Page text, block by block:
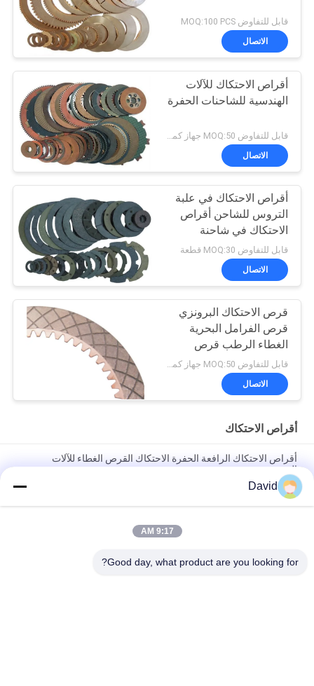
قابل للتفاوض MOQ:100 PCS
الاتصال
أقراص الاحتكاك للآلات
الهندسية للشاحنات الحفرة
قابل للتفاوض MOQ:50 جهاز كمبيوتر شخصى
الاتصال
أقراص الاحتكاك في علبة
التروس للشاحن أقراص
الاحتكاك في شاحنة
الشوكة بطاقة الكبسة
قابل للتفاوض MOQ:30 قطعة
الاتصال
قرص الاحتكاك البرونزي
قرص الفرامل البحرية
الغطاء الرطب قرص
الفرامل الاحتكاك القرص
النحاسي
الاتصال
أقراص الاحتكاك
أقراص الاحتكاك الرافعة الحفرة الاحتكاك القرص الغطاء للآلات
الهندسية
أقراص الاحتكاك المبللة للكبح القرص الاحتكاك النحاسية البرونزية
المقبض القرص الكبح
أقراص الاحتكاك للشاحنات الرافعة للحفر أقراص الاحتكاك للصندوق
David
9:17 AM
Good day, what product are you looking for?